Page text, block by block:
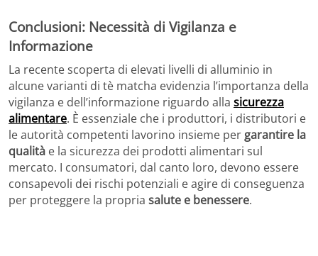
Conclusioni: Necessità di Vigilanza e
Informazione
La recente scoperta di elevati livelli di alluminio in
alcune varianti di tè matcha evidenzia l’importanza della
vigilanza e dell’informazione riguardo alla sicurezza
alimentare. È essenziale che i produttori, i distributori e
le autorità competenti lavorino insieme pergarantire la
qualità e la sicurezza dei prodotti alimentari sul
mercato. I consumatori, dal canto loro, devono essere
consapevoli dei rischi potenziali e agire di conseguenza
per proteggere la propria salute e benessere.